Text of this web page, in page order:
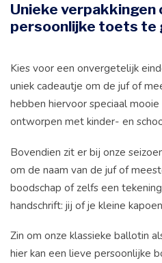
Unieke verpakkingen
persoonlijke toets te
Kies voor een onvergetelijk
uniek cadeautje om de juf of
hebben hiervoor speciaal
ontworpen met kinder- en
Bovendien zit er bij onze
om de naam van de juf of
boodschap of zelfs een
handschrift: jij of je kleine
Zin om onze klassieke ballotin
hier kan een lieve persoonlijke